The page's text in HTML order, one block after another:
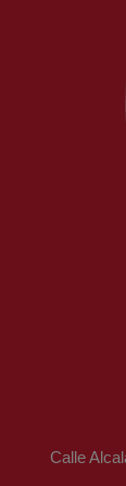
Calle